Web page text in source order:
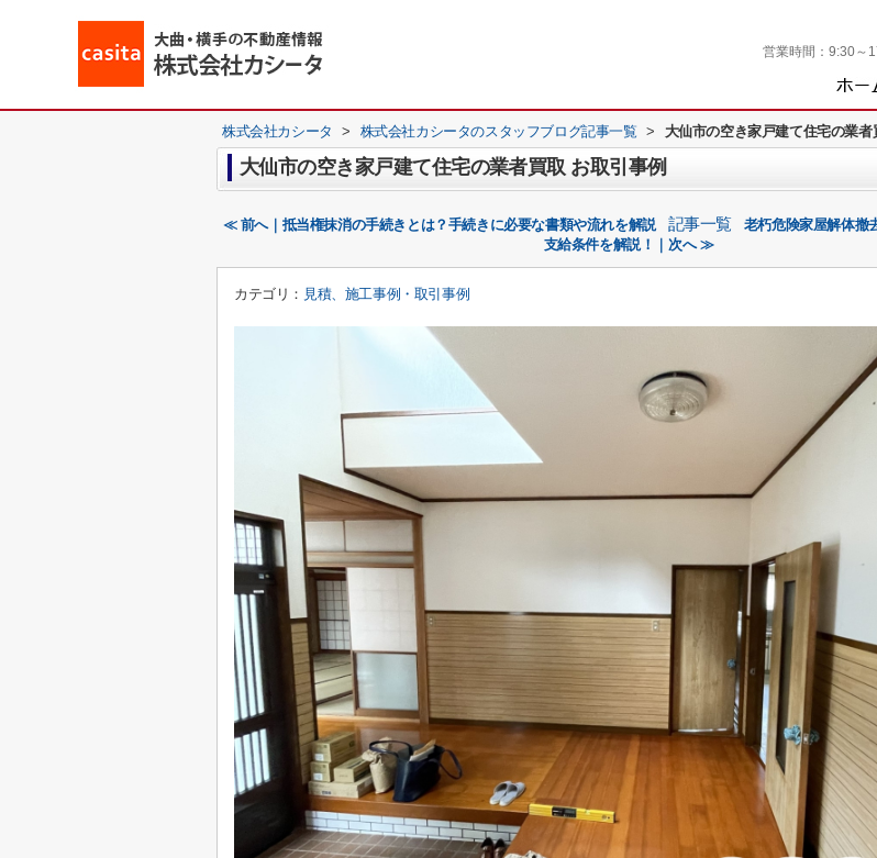
営業時間： 9:30～
株式会社カシータ > 株式会社カシータのスタッフブログ記事一覧 > 大仙市の空き家戸建て住宅の業者
大仙市の空き家戸建て住宅の業者買取 お取引事例
≪ 前へ｜抵当権抹消の手続きとは？手続きに必要な書類や流れを解説 記事一覧
老朽危険家屋解体撤
支給条件を解説！｜次へ ≫
カテゴリ： 見積、施工事例・取引事例